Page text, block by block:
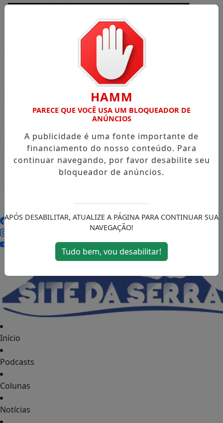
MENU
Início
Podcasts
Colunas
Notícias
HAMM
PARECE QUE VOCÊ USA UM BLOQUEADOR DE
ANÚNCIOS
A publicidade é uma fonte importante de
financiamento do nosso conteúdo. Para
continuar navegando, por favor desabilite seu
bloqueador de anúncios.
APÓS DESABILITAR, ATUALIZE A PÁGINA PARA CONTINUAR SUA
NAVEGAÇÃO!
Tudo bem, vou desabilitar!